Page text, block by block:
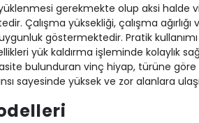
gerekmekte olup aksi
Çalışma yüksekliği, çalışma
göstermektedir. Pratik
yük kaldırma işleminde kolaylık
bulunduran vinç hiyap, türüne göre
sayesinde yüksek ve zor alanlara